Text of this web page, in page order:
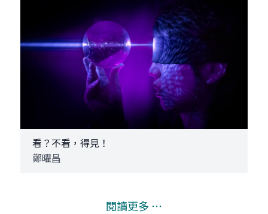
看？不看，得見！
鄭曜昌
閱讀更多 ⋯